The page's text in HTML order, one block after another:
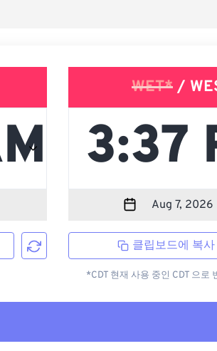
WET* /
클립보드에 복사
*CDT 현재 사용 중인 CDT 으로